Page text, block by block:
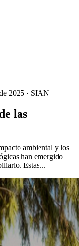
2025 · SIAN
las
ambiental y los
han emergido
Estas...